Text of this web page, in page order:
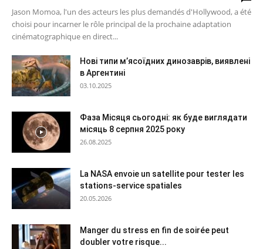
Jason Momoa, l'un des acteurs les plus demandés d'Hollywood, a été
choisi pour incarner le rôle principal de la prochaine adaptation
cinématographique en direct...
Нові типи м’ясоїдних динозаврів, виявлені
в Аргентині
03.10.2025
Фаза Місяця сьогодні: як буде виглядати
місяць 8 серпня 2025 року
26.08.2025
La NASA envoie un satellite pour tester les
stations-service spatiales
20.05.2026
Manger du stress en fin de soirée peut
doubler votre risque...